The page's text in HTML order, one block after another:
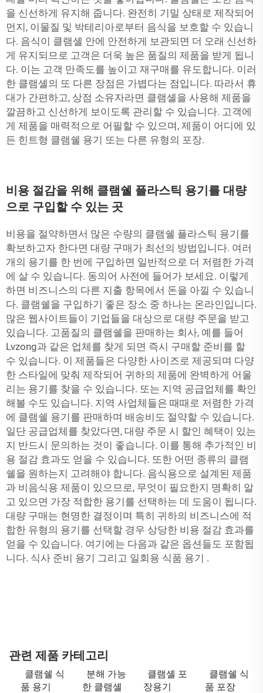
을 신선하게 유지해 줍니다. 완전히 기밀 상태로 제작되어
먼지, 이물질 및 박테리아로부터 음식을 보호할 수 있습니
다. 음식이 클램셸 안에 안전하게 보관되면 더 오래 신선하
게 유지되므로 고객은 더욱 높은 품질의 제품을 받게 됩니
다. 이는 고객 만족도를 높이고 재구매를 유도합니다. 이러
한 클램셸의 또 다른 장점은 가볍다는 점입니다. 따라서 휴
대가 간편하고, 상점 소유자라면 클램셸을 사용해 제품을
깔끔하고 신선하게 보이도록 관리할 수 있습니다. 고객에
게 제품을 매력적으로 어필할 수 있으며, 제품이 어디에 있
든 힌트형 클램쉘 용기 또는 다른 유형의 포장.
비용 절감을 위해 클램쉘 플라스틱 용기를 대량
으로 구입할 수 있는 곳
비용을 절약하면서 많은 수량의 클램쉘 플라스틱 용기를
확보하고자 한다면 대량 구매가 최선의 방법입니다. 여러
개의 용기를 한 번에 구입하면 일반적으로 더 저렴한 가격
에 살 수 있습니다. 동의어 사전에 들어가 보세요. 이렇게
하면 비즈니스의 다른 지출 항목에서 돈을 아낄 수 있습니
다. 클램쉘을 구입하기 좋은 장소 중 하나는 온라인입니다.
많은 웹사이트들이 기업들을 대상으로 대량 주문을 받고
있습니다. 고품질의 클램쉘을 판매하는 회사, 예를 들어
Lvzong과 같은 업체를 찾게 되면 즉시 구매할 준비를 할
수 있습니다. 이 제품들은 다양한 사이즈로 제공되며 다양
한 스타일에 맞춰 제작되어 귀하의 제품에 완벽하게 어울
리는 용기를 찾을 수 있습니다. 또는 지역 공급업체를 확인
해볼 수도 있습니다. 지역 사업체들은 때때로 저렴한 가격
에 클램쉘 용기를 판매하며 배송비도 절약할 수 있습니다.
일단 공급업체를 찾았다면, 대량 주문 시 할인 혜택이 있는
지 반드시 문의하는 것이 좋습니다. 이를 통해 추가적인 비
용 절감 효과도 얻을 수 있습니다. 또한 어떤 종류의 클램
쉘을 원하는지 고려해야 합니다. 음식용으로 설계된 제품
과 비음식용 제품이 있으므로, 무엇이 필요한지 명확히 알
고 있으면 가장 적합한 용기를 선택하는 데 도움이 됩니다.
대량 구매는 현명한 결정이며 특히 귀하의 비즈니스에 적
합한 유형의 용기를 선택할 경우 상당한 비용 절감 효과를
얻을 수 있습니다. 여기에는 다음과 같은 옵션들도 포함됩
니다. 식사 준비 용기 그리고 일회용 식품 용기 .
관련 제품 카테고리
클램쉘 식
품 용기
분해 가능
한 클램셸
클램셸 포
장용기
클램쉘 식
품 포장